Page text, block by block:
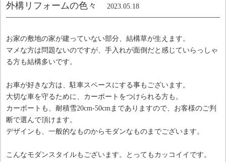
外構リフォームの色々 2023.05.18
お家の敷地の家が建っていない部分、結構草が生えます。
マメな方は問題ないのですが、手入れが面倒だと感じていらっしゃ
る方も結構多いです。
お車が好きな方は、駐車スペースにする事もございます。
大切な車を守るために、カーポートをつけられる方も。
カーポートも、耐積雪20cm-50cmまでありますので、お客様のご判
断で選んで頂けます。
デザインも、一般的なものからモダンなものまでございます。
こんなモダンスタイルもございます。とってもカッコイイです。